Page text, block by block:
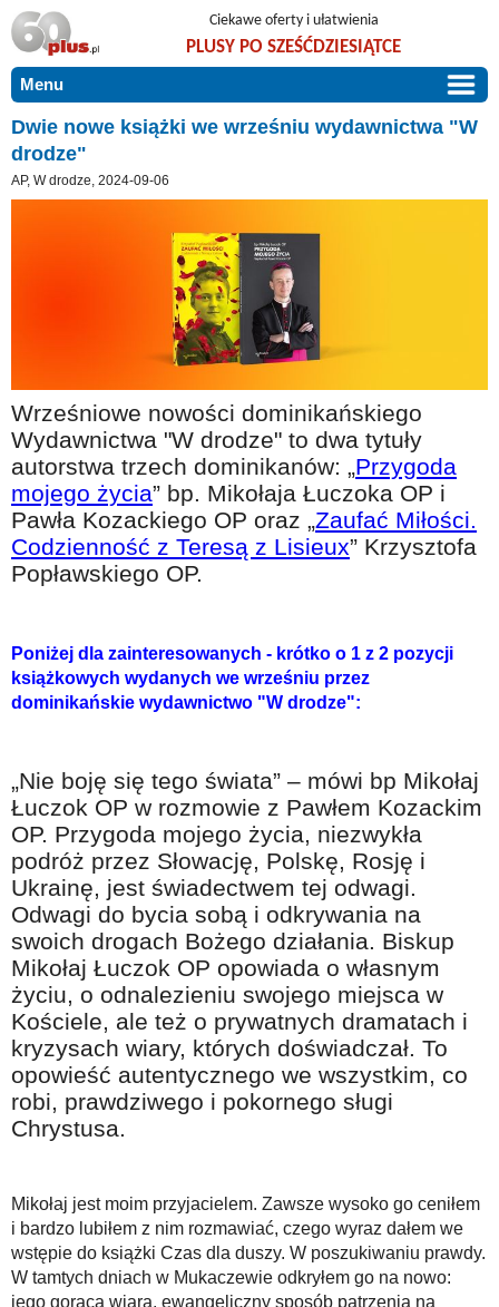
Ciekawe oferty i ułatwienia
PLUSY PO SZEŚĆDZIESIĄTCE
Menu
START
PROMOCJE
ARTYKUŁY
Szczególnie polecamy
Szlachetne zdrowie
Mieszkaj wygodnie i bez barier
Warto wiedzieć!
Podróże i wypoczynek
Taniej, okazyjnie, specjalnie dla 60plus
Na wesoło
Hobby i pasje
Żyj aktywnie
Dobra opieka
Warto naśladować
Smacznie i zdrowo
O finansach i społeczeństwie - edukacja nie tylko dla 60plus
Ciekawe książki
Stop samotności
Z internetem za pan brat
Bezpiecznie i w zgodzie z prawem
Dwie nowe książki we wrześniu wydawnictwa "W
drodze"
AP, W drodze, 2024-09-06
Wrześniowe nowości dominikańskiego
Wydawnictwa "W drodze" to dwa tytuły
autorstwa trzech dominikanów: „Przygoda
mojego życia” bp. Mikołaja Łuczoka OP i
Pawła Kozackiego OP oraz „Zaufać Miłości.
Codzienność z Teresą z Lisieux” Krzysztofa
Popławskiego OP.
Poniżej dla zainteresowanych - krótko o 1 z 2 pozycji
książkowych wydanych we wrześniu przez
dominikańskie wydawnictwo "W drodze":
„Nie boję się tego świata” – mówi bp Mikołaj
Łuczok OP w rozmowie z Pawłem Kozackim
OP. Przygoda mojego życia, niezwykła
podróż przez Słowację, Polskę, Rosję i
Ukrainę, jest świadectwem tej odwagi.
Odwagi do bycia sobą i odkrywania na
swoich drogach Bożego działania. Biskup
Mikołaj Łuczok OP opowiada o własnym
życiu, o odnalezieniu swojego miejsca w
Kościele, ale też o prywatnych dramatach i
kryzysach wiary, których doświadczał. To
opowieść autentycznego we wszystkim, co
robi, prawdziwego i pokornego sługi
Chrystusa.
Mikołaj jest moim przyjacielem. Zawsze wysoko go ceniłem
i bardzo lubiłem z nim rozmawiać, czego wyraz dałem we
wstępie do książki Czas dla duszy. W poszukiwaniu prawdy.
W tamtych dniach w Mukaczewie odkryłem go na nowo:
jego gorąca wiara, ewangeliczny sposób patrzenia na